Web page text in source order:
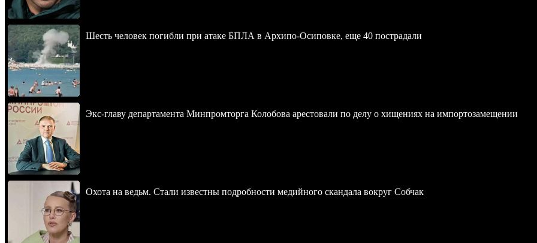
Шесть человек погибли при атаке БПЛА в Архипо-Осиповке, еще 40 пострадали
Экс-главу департамента Минпромторга Колобова арестовали по делу о хищениях на импортозамещении
Охота на ведьм. Стали известны подробности медийного скандала вокруг Собчак